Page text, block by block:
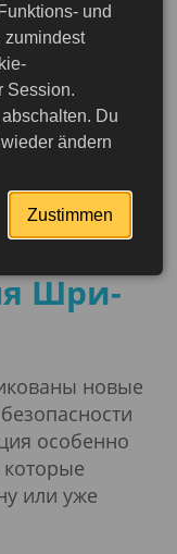
02.07.2026
Шри-
новые
особенно
или уже
und
zumindest
Session.
Du
ändern
Zustimmen